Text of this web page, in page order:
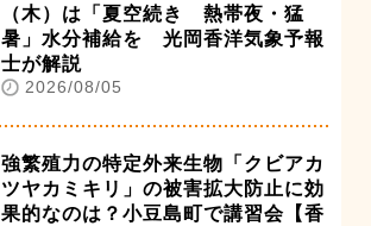
（木）は「夏空続き 熱帯夜・猛
暑」水分補給を 光岡香洋気象予報
士が解説
2026/08/05
強繁殖力の特定外来生物「クビアカ
ツヤカミキリ」の被害拡大防止に効
果的なのは？小豆島町で講習会【香